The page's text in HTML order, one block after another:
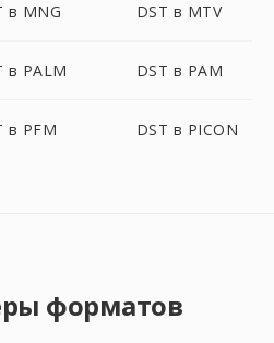
в MNG DST в MTV
в PALM DST в PAM
в PFM DST в PICON
форматов